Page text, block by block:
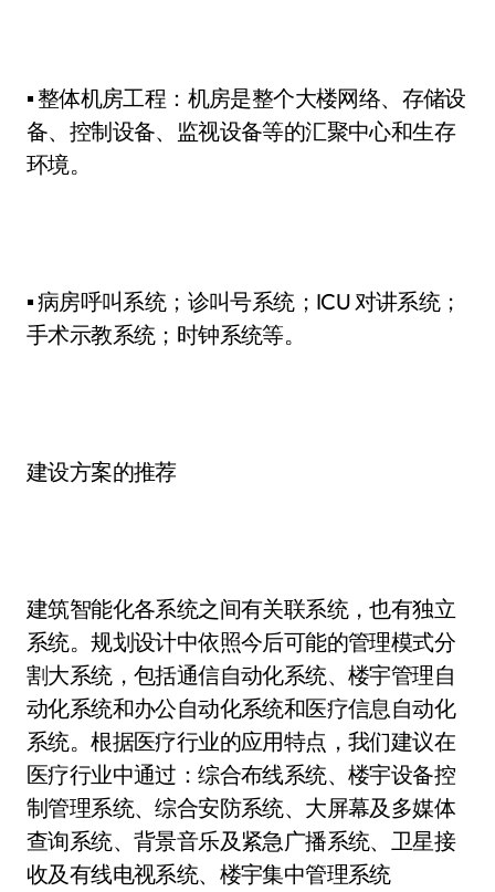
▪ 整体机房工程：机房是整个大楼网络、存储设
备、控制设备、监视设备等的汇聚中心和生存
环境。
▪ 病房呼叫系统；诊叫号系统；ICU 对讲系统；
手术示教系统；时钟系统等。
建设方案的推荐
建筑智能化各系统之间有关联系统，也有独立
系统。规划设计中依照今后可能的管理模式分
割大系统，包括通信自动化系统、楼宇管理自
动化系统和办公自动化系统和医疗信息自动化
系统。根据医疗行业的应用特点，我们建议在
医疗行业中通过：综合布线系统、楼宇设备控
制管理系统、综合安防系统、大屏幕及多媒体
查询系统、背景音乐及紧急广播系统、卫星接
收及有线电视系统、楼宇集中管理系统